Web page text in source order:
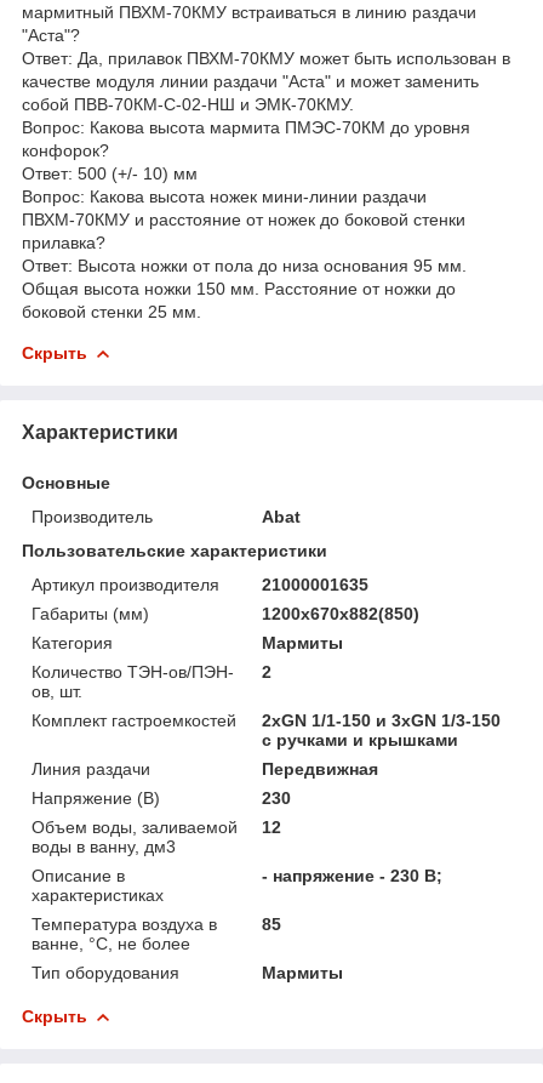
мармитный ПВХМ-70КМУ встраиваться в линию раздачи
"Аста"?
Ответ: Да, прилавок ПВХМ-70КМУ может быть использован в
качестве модуля линии раздачи "Аста" и может заменить
собой ПВВ-70КМ-С-02-НШ и ЭМК-70КМУ.
Вопрос: Какова высота мармита ПМЭС-70КМ до уровня
конфорок?
Ответ: 500 (+/- 10) мм
Вопрос: Какова высота ножек мини-линии раздачи
ПВХМ-70КМУ и расстояние от ножек до боковой стенки
прилавка?
Ответ: Высота ножки от пола до низа основания 95 мм.
Общая высота ножки 150 мм. Расстояние от ножки до
боковой стенки 25 мм.
Скрыть
Характеристики
Основные
Производитель
Abat
Пользовательские характеристики
Артикул производителя
21000001635
Габариты (мм)
1200х670х882(850)
Категория
Мармиты
Количество ТЭН-ов/ПЭН-
ов, шт.
2
Комплект гастроемкостей
2хGN 1/1-150 и 3хGN 1/3-150
с ручками и крышками
Линия раздачи
Передвижная
Напряжение (В)
230
Объем воды, заливаемой
воды в ванну, дм3
12
Описание в
характеристиках
- напряжение - 230 В;
Температура воздуха в
ванне, °С, не более
85
Тип оборудования Мармиты
Скрыть